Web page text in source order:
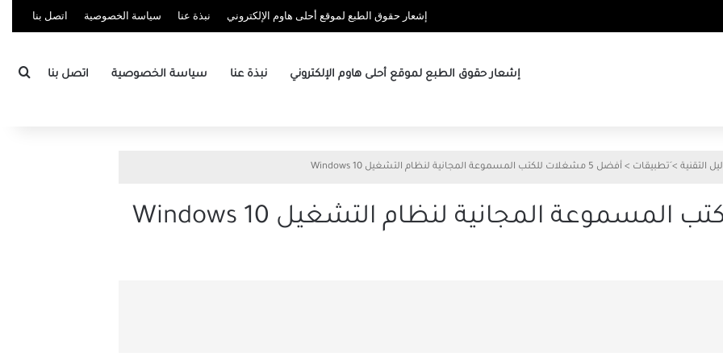
إشعار حقوق الطبع لموقع أحلى هاوم الإلكتروني نبذة عنا سياسة الخصوصية اتصل بنا
إشعار حقوق الطبع لموقع أحلى هاوم الإلكتروني نبذة عنا سياسة الخصوصية اتصل بنا
التقنية > َتطبيقات > أفضل 5 مشغلات للكتب المسموعة المجانية لنظام التشغيل Windows 10